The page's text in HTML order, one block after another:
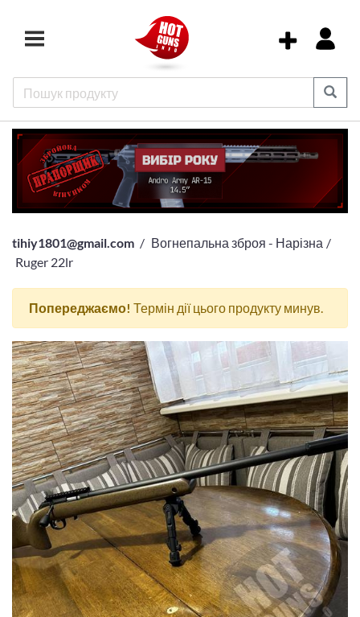
tihiy1801@gmail.com
Вогнепальна зброя - Нарізна
Ruger 22lr
Попереджаємо! Термін дії цього продукту минув.